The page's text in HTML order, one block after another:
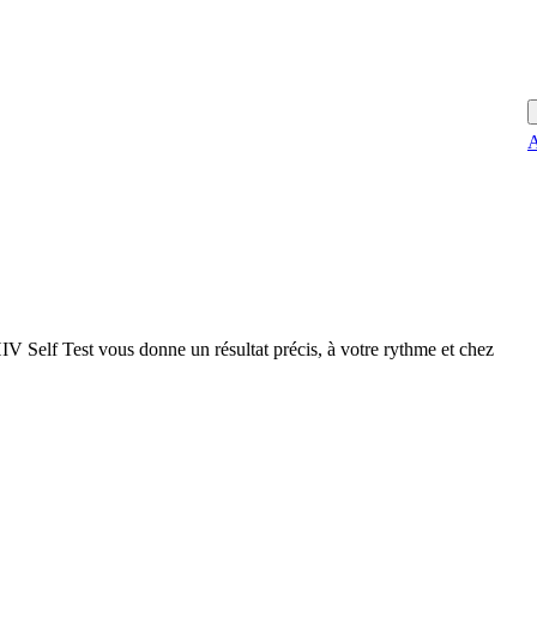
Self Test vous donne un résultat précis, à votre rythme et chez